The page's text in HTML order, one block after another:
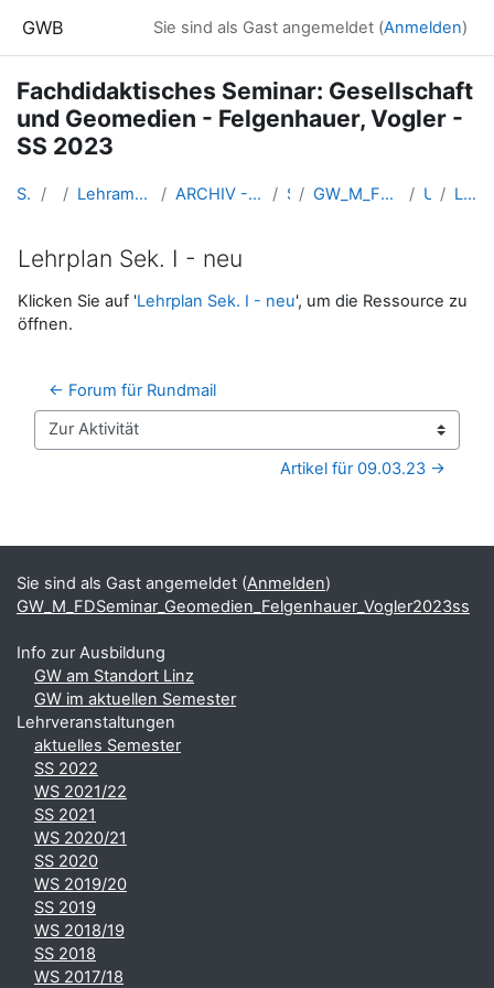
GWB Sie sind als Gast angemeldet (Anmelden)
Fachdidaktisches Seminar: Gesellschaft
und Geomedien - Felgenhauer, Vogler -
SS 2023
Startseite Kurse Lehramtsausbildung GW im Cluster Österreich Mitte ARCHIV - Lehrveranstaltungen am Standort Linz - seit 2016 SS_2023 GW_M_FDSeminar_Geomedien_Felgenhauer_Vogler2023ss Unterlagen Lehrplan Sek. I - neu
Lehrplan Sek. I - neu
Abschlussbedingungen
Klicken Sie auf 'Lehrplan Sek. I - neu', um die Ressource zu
öffnen.
← Forum für Rundmail
Zur Aktivität
Artikel für 09.03.23 →
Ergänzungsblöcke
Sie sind als Gast angemeldet (Anmelden)
GW_M_FDSeminar_Geomedien_Felgenhauer_Vogler2023ss
Info zur Ausbildung
GW am Standort Linz
GW im aktuellen Semester
Lehrveranstaltungen
aktuelles Semester
SS 2022
WS 2021/22
SS 2021
WS 2020/21
SS 2020
WS 2019/20
SS 2019
WS 2018/19
SS 2018
WS 2017/18